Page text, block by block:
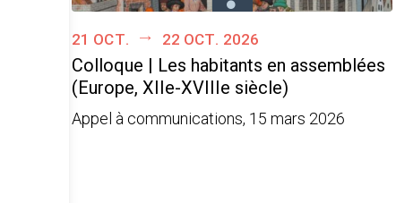
21 oct. 22 oct. 2026
Colloque | Les habitants en assemblées
(Europe, XIIe-XVIIIe siècle)
Appel à communications, 15 mars 2026